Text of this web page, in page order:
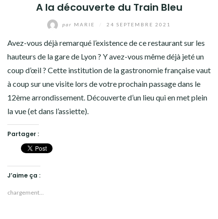
A la découverte du Train Bleu
par MARIE 24 SEPTEMBRE 2021
Avez-vous déjà remarqué l’existence de ce restaurant sur les
hauteurs de la gare de Lyon ? Y avez-vous même déjà jeté un
coup d’œil ? Cette institution de la gastronomie française vaut
à coup sur une visite lors de votre prochain passage dans le
12ème arrondissement. Découverte d’un lieu qui en met plein
la vue (et dans l’assiette).
Partager :
J’aime ça :
chargement…